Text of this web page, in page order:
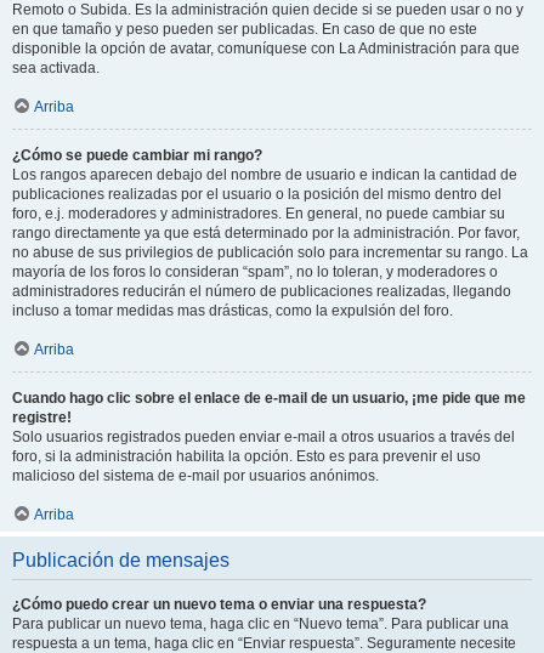
Remoto o Subida. Es la administración quien decide si se pueden usar o no y
en que tamaño y peso pueden ser publicadas. En caso de que no este
disponible la opción de avatar, comuníquese con La Administración para que
sea activada.
Arriba
¿Cómo se puede cambiar mi rango?
Los rangos aparecen debajo del nombre de usuario e indican la cantidad de
publicaciones realizadas por el usuario o la posición del mismo dentro del
foro, e.j. moderadores y administradores. En general, no puede cambiar su
rango directamente ya que está determinado por la administración. Por favor,
no abuse de sus privilegios de publicación solo para incrementar su rango. La
mayoría de los foros lo consideran “spam”, no lo toleran, y moderadores o
administradores reducirán el número de publicaciones realizadas, llegando
incluso a tomar medidas mas drásticas, como la expulsión del foro.
Arriba
Cuando hago clic sobre el enlace de e-mail de un usuario, ¡me pide que me
registre!
Solo usuarios registrados pueden enviar e-mail a otros usuarios a través del
foro, si la administración habilita la opción. Esto es para prevenir el uso
malicioso del sistema de e-mail por usuarios anónimos.
Arriba
Publicación de mensajes
¿Cómo puedo crear un nuevo tema o enviar una respuesta?
Para publicar un nuevo tema, haga clic en “Nuevo tema”. Para publicar una
respuesta a un tema, haga clic en “Enviar respuesta”. Seguramente necesite